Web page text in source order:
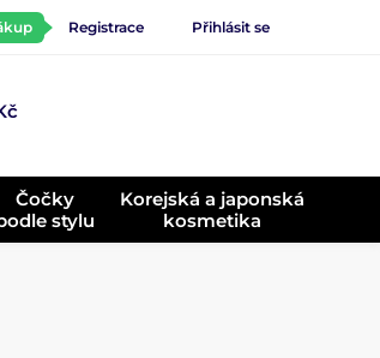
Registrace Přihlásit se
Čočky
stylu
Korejská a japonská
kosmetika